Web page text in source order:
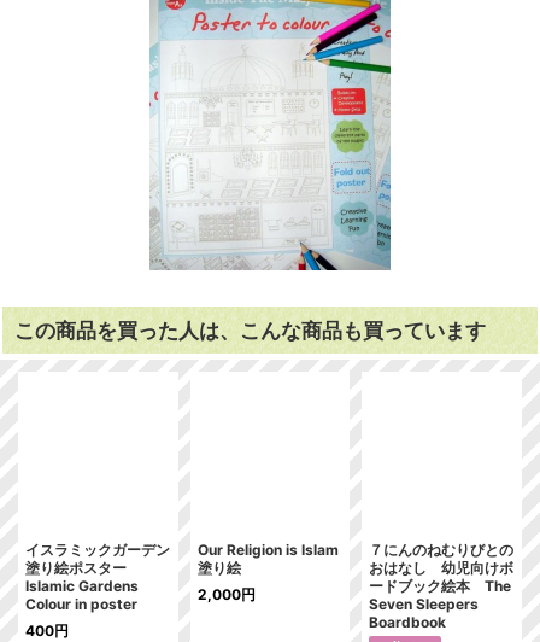
この商品を買った人は、こんな商品も買っています
イスラミックガーデン
塗り絵ポスター
Islamic Gardens
Colour in poster
400円
Our Religion is Islam
塗り絵
2,000円
７にんのねむりびとの
おはなし 幼児向けボ
ードブック絵本 The
Seven Sleepers
Boardbook